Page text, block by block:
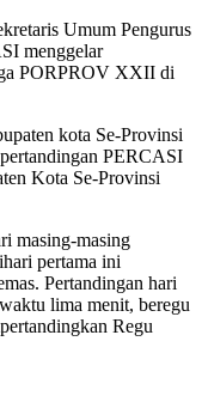
Umum Pengurus
menggelar
PORPROV XXII di
kota Se-Provinsi
PERCASI
Kota Se-Provinsi
masing-masing
pertama ini
Pertandingan hari
lima menit, beregu
Regu